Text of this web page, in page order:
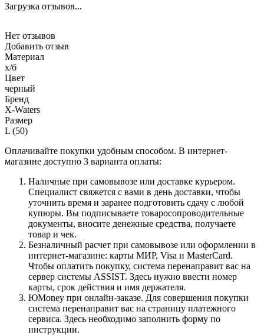
Загрузка отзывов...
Нет отзывов
Добавить отзыв
Материал
х/б
Цвет
черный
Бренд
X-Waters
Размер
L (50)
Оплачивайте покупки удобным способом. В интернет-
магазине доступно 3 варианта оплаты:
Наличные при самовывозе или доставке курьером.
Специалист свяжется с вами в день доставки, чтобы
уточнить время и заранее подготовить сдачу с любой
купюры. Вы подписываете товаросопроводительные
документы, вносите денежные средства, получаете
товар и чек.
Безналичный расчет при самовывозе или оформлении в
интернет-магазине: карты МИР, Visa и MasterCard.
Чтобы оплатить покупку, система перенаправит вас на
сервер системы ASSIST. Здесь нужно ввести номер
карты, срок действия и имя держателя.
ЮMoney при онлайн-заказе. Для совершения покупки
система перенаправит вас на страницу платежного
сервиса. Здесь необходимо заполнить форму по
инструкции.